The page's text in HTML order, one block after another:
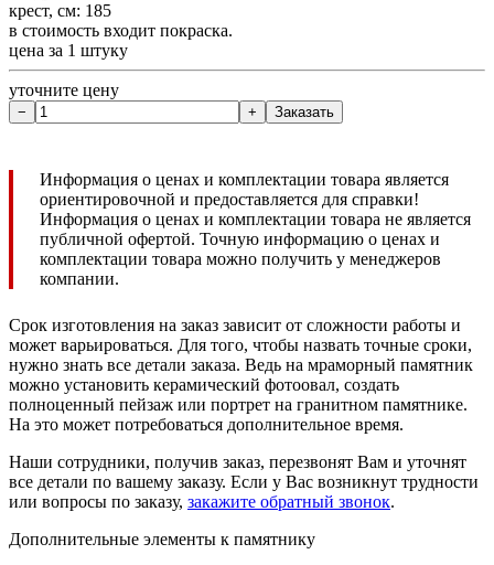
крест, см: 185
в стоимость входит покраска.
цена за 1 штуку
уточните цену
Информация о ценах и комплектации товара является
ориентировочной и предоставляется для справки!
Информация о ценах и комплектации товара не является
публичной офертой. Точную информацию о ценах и
комплектации товара можно получить у менеджеров
компании.
Срок изготовления на заказ зависит от сложности работы и
может варьироваться. Для того, чтобы назвать точные сроки,
нужно знать все детали заказа. Ведь на мраморный памятник
можно установить керамический фотоовал, создать
полноценный пейзаж или портрет на гранитном памятнике.
На это может потребоваться дополнительное время.
Наши сотрудники, получив заказ, перезвонят Вам и уточнят
все детали по вашему заказу. Если у Вас возникнут трудности
или вопросы по заказу, закажите обратный звонок.
Дополнительные элементы к памятнику